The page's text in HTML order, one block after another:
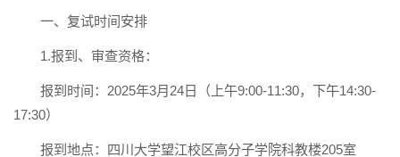
一、复试时间安排
1.报到、审查资格：
报到时间：2025年3月24日（上午9:00-11:30，下午14:30-
17:30）
报到地点：四川大学望江校区高分子学院科教楼205室